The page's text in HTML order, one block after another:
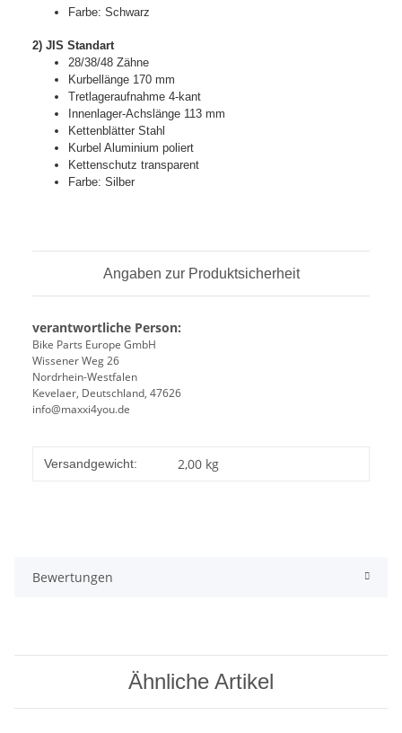
Farbe: Schwarz
2) JIS Standart
28/38/48 Zähne
Kurbellänge 170 mm
Tretlageraufnahme 4-kant
Innenlager-Achslänge 113 mm
Kettenblätter Stahl
Kurbel Aluminium poliert
Kettenschutz transparent
Farbe: Silber
Angaben zur Produktsicherheit
verantwortliche Person:
Bike Parts Europe GmbH
Wissener Weg 26
Nordrhein-Westfalen
Kevelaer, Deutschland, 47626
info@maxxi4you.de
Versandgewicht: 2,00 kg
Bewertungen
Ähnliche Artikel